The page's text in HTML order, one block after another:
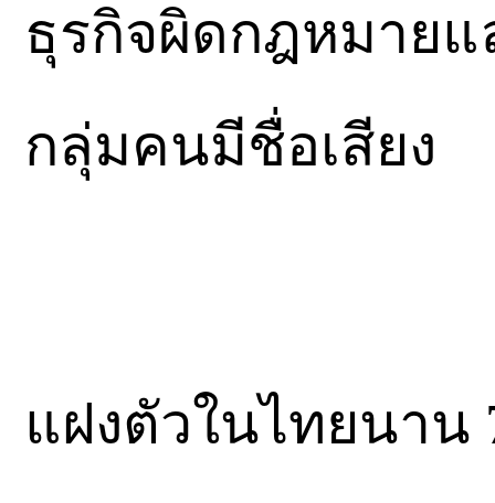
ธุรกิจผิดกฎหมาย
กลุ่มคนมีชื่อเสียง
แฝงตัวในไทยนาน